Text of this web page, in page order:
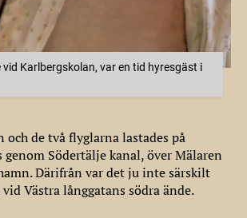
Karlbergskolan, var en tid hyresgäst i
och de två flyglarna lastades på
genom Södertälje kanal, över Mälaren
Därifrån var det ju inte särskilt
Västra långgatans södra ände.